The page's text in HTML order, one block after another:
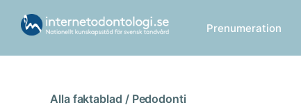
Prenumeration
Alla faktablad / Pedodonti